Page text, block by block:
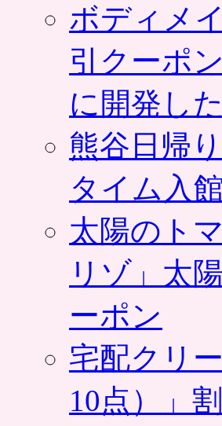
ボディメ
引クーポ
に開発し
熊谷日帰
タイム入
太陽のト
リゾ」太
ーポン
宅配クリ
10点）」